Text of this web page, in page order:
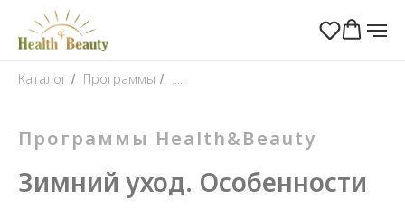
Каталог / Программы / .....
Программы Health&Beauty
Зимний уход. Особенности